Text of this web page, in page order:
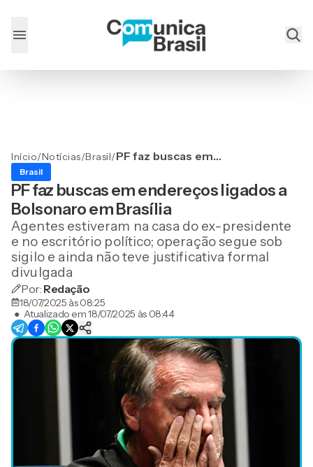
Início/Notícias/Brasil/PF faz buscas em
Bolsonaro em Brasília
Brasil
PF faz buscas em endereços ligados a
Bolsonaro em Brasília
Agentes estiveram na casa do ex-presidente
e no escritório político; operação segue sob
sigilo e ainda não teve justificativa formal
divulgada
Por: Redação
18/07/2025 às 08:25
● Atualizado em18/07/2025 às 08:44